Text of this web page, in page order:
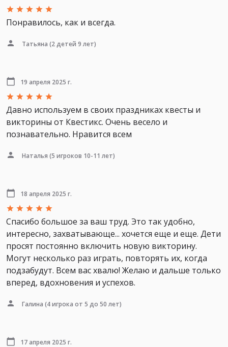
Понравилось, как и всегда.
Татьяна (2 детей 9 лет)
19 апреля 2025 г.
Давно используем в своих праздниках квесты и
викторины от Квестикс. Очень весело и
познавательно. Нравится всем
Наталья (5 игроков 10-11 лет)
18 апреля 2025 г.
Спасибо большое за ваш труд. Это так удобно,
интересно, захватывающе... хочется еще и еще. Дети
просят постоянно включить новую викторину.
Могут несколько раз играть, повторять их, когда
подзабудут. Всем вас хвалю! Желаю и дальше только
вперед, вдохновения и успехов.
Галина (4 игрока от 5 до 50 лет)
17 апреля 2025 г.